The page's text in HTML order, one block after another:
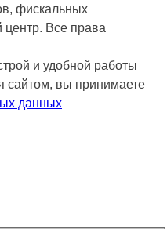
фискальных
центр. Все права
и удобной работы
сайтом, вы принимаете
данных